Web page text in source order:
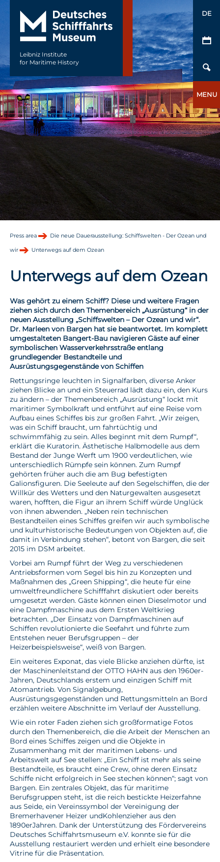
Leibniz Institute
for Maritime History
DE
MENU
Press area Die neue Dauerausstellung: Schiffswelten - Der Ozean und
wir Unterwegs auf dem Ozean
Unterwegs auf dem Ozean
Was gehört zu einem Schiff? Diese und weitere Fragen
ziehen sich durch den Themenbereich „Ausrüstung“ in der
neuen Ausstellung „Schiffswelten – Der Ozean und wir“.
Dr. Marleen von Bargen hat sie beantwortet. Im komplett
umgestalteten Bangert-Bau navigieren Gäste auf einer
symbolischen Wasserverkehrsstraße entlang
grundlegender Bestandteile und
Ausrüstungsgegenstände von Schiffen
Rettungsringe leuchten in Signalfarben, diverse Anker
ziehen Blicke an und ein Steuerrad lädt dazu ein, den Kurs
zu ändern – der Themenbereich „Ausrüstung“ lockt mit
maritimer Symbolkraft und entführt auf eine Reise vom
Aufbau eines Schiffes bis zur großen Fahrt. „Wir zeigen,
was ein Schiff braucht, um fahrtüchtig und
schwimmfähig zu sein. Alles beginnt mit dem Rumpf“,
erklärt die Kuratorin. Ästhetische Halbmodelle aus dem
Bestand der Junge Werft um 1900 verdeutlichen, wie
unterschiedlich Rümpfe sein können. Zum Rumpf
gehörten früher auch die am Bug befestigten
Galionsfiguren. Die Seeleute auf den Segelschiffen, die der
Willkür des Wetters und den Naturgewalten ausgesetzt
waren, hofften, die Figur an ihrem Schiff würde Unglück
von ihnen abwenden. „Neben rein technischen
Bestandteilen eines Schiffes greifen wir auch symbolische
und kulturhistorische Bedeutungen von Objekten auf, die
damit in Verbindung stehen“, betont von Bargen, die seit
2015 im DSM arbeitet.
Vorbei am Rumpf führt der Weg zu verschiedenen
Antriebsformen vom Segel bis hin zu Konzepten und
Maßnahmen des „Green Shipping“, die heute für eine
umweltfreundlichere Schifffahrt diskutiert oder bereits
umgesetzt werden. Gäste können einen Dieselmotor und
eine Dampfmaschine aus dem Ersten Weltkrieg
betrachten. „Der Einsatz von Dampfmaschinen auf
Schiffen revolutionierte die Seefahrt und führte zum
Entstehen neuer Berufsgruppen – der
Heizerbeispielsweise“, weiß von Bargen.
Ein weiteres Exponat, das viele Blicke anziehen dürfte, ist
der Maschinenleitstand der OTTO HAHN aus den 1960er-
Jahren, Deutschlands erstem und einzigen Schiff mit
Atomantrieb. Von Signalgebung,
Ausrüstungsgegenständen und Rettungsmitteln an Bord
erzählen weitere Abschnitte im Verlauf der Ausstellung.
Wie ein roter Faden ziehen sich großformatige Fotos
durch den Themenbereich, die die Arbeit der Menschen an
Bord eines Schiffes zeigen und die Objekte in
Zusammenhang mit der maritimen Lebens- und
Arbeitswelt auf See stellen: „Ein Schiff ist mehr als seine
Bestandteile, es braucht eine Crew, ohne deren Einsatz
Schiffe nicht erfolgreich in See stechen können“; sagt von
Bargen. Ein zentrales Objekt, das für maritime
Berufsgruppen steht, ist die reich bestickte Heizerfahne
aus Seide, ein Vereinssymbol der Vereinigung der
Bremerhavener Heizer undKohlenzieher aus den
1890erJahren. Dank der Unterstützung des Fördervereins
Deutsches Schiffahrtsmuseum e.V. konnte sie für die
Ausstellung restauriert werden und erhielt eine besondere
Vitrine für die Präsentation.